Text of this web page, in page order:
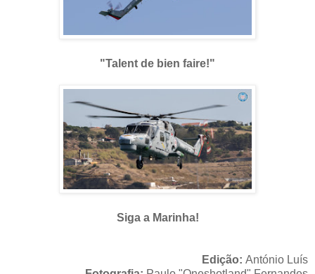
"Talent de bien faire!"
Siga a Marinha!
Edição: António Luís